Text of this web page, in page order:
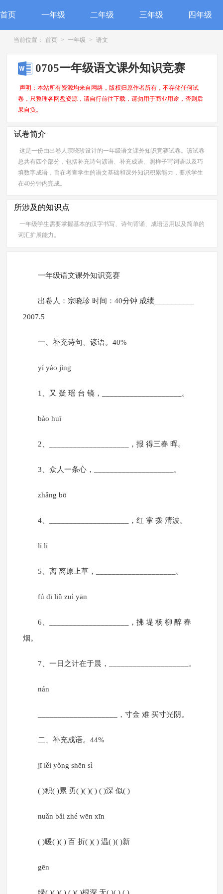
首页 一年级 二年级 三年级 四年级
当前位置： 首页 > 一年级 > 语文
0705一年级语文课外知识竞赛
声明：本站所有资源均来自网络，版权归原作者所有，不存储任何试
卷，只整理各网盘资源，请自行前往下载，请勿用于商业用途，否则后
果自负。
试卷简介
这是一份由出卷人宗晓珍设计的一年级语文课外知识竞赛试卷。该试卷
总共有四个部分，包括补充诗句谚语、补充成语、照样子写词语以及巧
填数字成语，旨在考查学生的语文基础和课外知识积累能力，要求学生
在40分钟内完成。
所涉及的知识点
一年级学生需要掌握基本的汉字书写、诗句背诵、成语运用以及简单的
词汇扩展能力。
一年级语文课外知识竞赛
出卷人：宗晓珍 时间：40分钟 成绩__________
2007.5
一、补充诗句、谚语。40%
yí yáo jìng
1、又 疑 瑶 台 镜，____________________。
bào huī
2、____________________，报 得三春 晖。
3、众人一条心，____________________。
zhǎng bō
4、____________________，红 掌 拨 清波。
lí lí
5、离 离原上草，____________________。
fú dī liǔ zuì yān
6、____________________，拂 堤 杨 柳 醉 春
烟。
7、一日之计在于晨，____________________。
nán
____________________，寸金 难 买寸光阴。
二、补充成语。44%
jī lěi yǒng shēn sì
( )积( )累 勇( )( )( ) ( )深 似( )
nuǎn bǎi zhé wēn xīn
( )暖( )( ) 百 折( )( ) 温( )( )新
gēn